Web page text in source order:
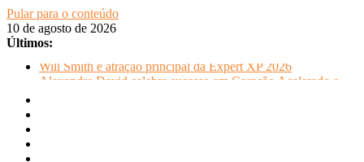
Pular para o conteúdo
10 de agosto de 2026
Últimos:
Will Smith é atração principal da Expert XP 2026
Alexandre David celebra sucesso em Coração Acelerado e